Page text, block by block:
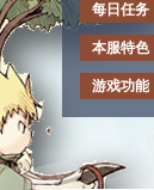
每日任务
本服特色
游戏功能